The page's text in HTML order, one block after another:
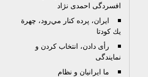
افسردگی احمدی نژاد
ايران، پرده كنار مي‌رود، چهرة
يك كودتا
رأی دادن، انتخاب کردن و
نمایندگی
ما ایرانیان و نظام